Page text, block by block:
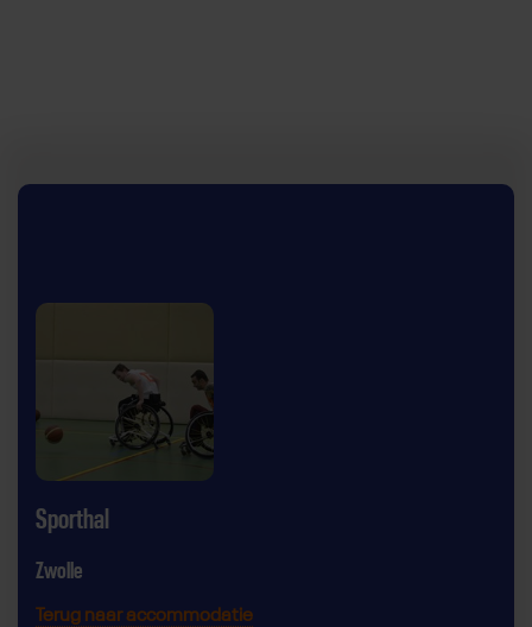
Sporthal
Zwolle
Terug naar accommodatie